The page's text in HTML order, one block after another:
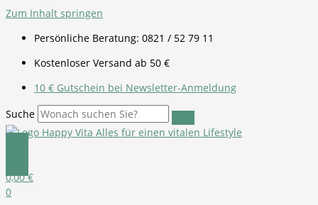
Zum Inhalt springen
Persönliche Beratung: 0821 / 52 79 11
Kostenloser Versand ab 50 €
10 € Gutschein bei Newsletter-Anmeldung
Suche
0,00€
0